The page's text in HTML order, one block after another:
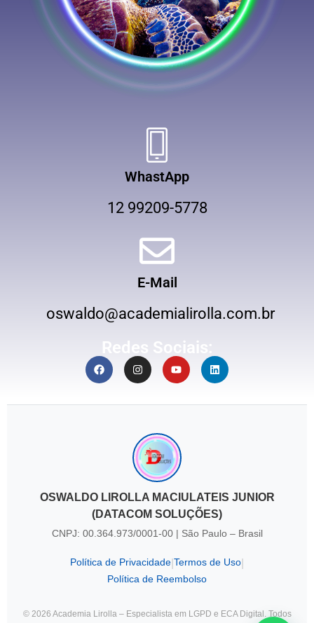
WhastApp
12 99209-5778
E-Mail
oswaldo@academialirolla.com.br
Redes Sociais:
OSWALDO LIROLLA MACIULATEIS JUNIOR
(DATACOM SOLUÇÕES)
CNPJ: 00.364.973/0001-00 | São Paulo – Brasil
Política de Privacidade Termos de Uso
Política de Reembolso
© 2026 Academia Lirolla – Especialista em LGPD e ECA Digital. Todos